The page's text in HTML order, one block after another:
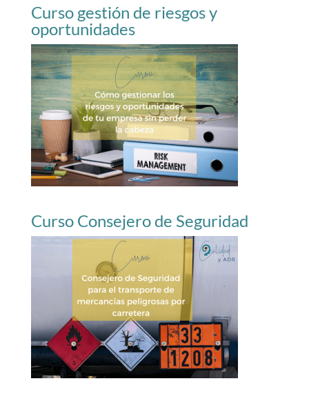
Curso gestión de riesgos y
oportunidades
Curso Consejero de Seguridad